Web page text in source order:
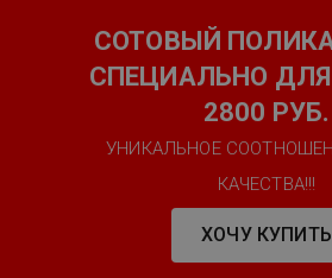
СОТОВЫЙ
СПЕЦИАЛЬНО
2800 РУБ.
УНИКАЛЬНОЕ
КАЧЕСТВА!!!
ХОЧУ КУПИТЬ